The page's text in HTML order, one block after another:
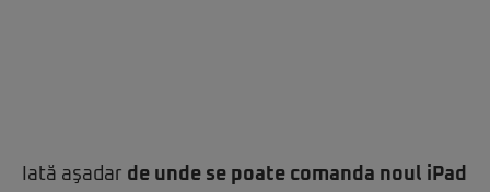
Iată aşadar de unde se poate comanda noul iPad